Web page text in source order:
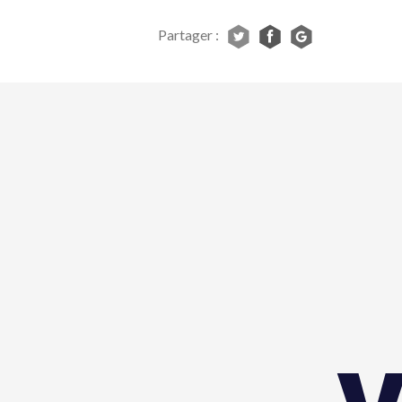
Partager :